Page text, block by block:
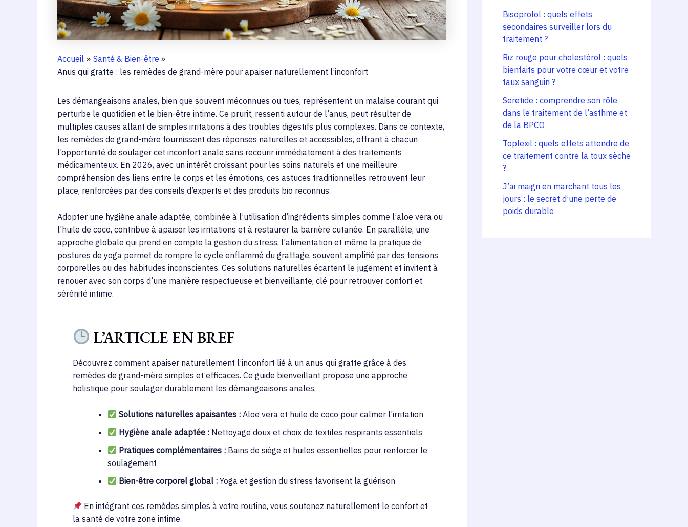
Accueil
Santé & Bien-être
Anus qui gratte : les remèdes de grand-mère pour apaiser naturellement l’inconfort
Les démangeaisons anales, bien que souvent méconnues ou tues, représentent un malaise courant qui
perturbe le quotidien et le bien-être intime. Ce prurit, ressenti autour de l’anus, peut résulter de
multiples causes allant de simples irritations à des troubles digestifs plus complexes. Dans ce contexte,
les remèdes de grand-mère fournissent des réponses naturelles et accessibles, offrant à chacun
l’opportunité de soulager cet inconfort anale sans recourir immédiatement à des traitements
médicamenteux. En 2026, avec un intérêt croissant pour les soins naturels et une meilleure
compréhension des liens entre le corps et les émotions, ces astuces traditionnelles retrouvent leur
place, renforcées par des conseils d’experts et des produits bio reconnus.
Adopter une hygiène anale adaptée, combinée à l’utilisation d’ingrédients simples comme l’aloe vera ou
l’huile de coco, contribue à apaiser les irritations et à restaurer la barrière cutanée. En parallèle, une
approche globale qui prend en compte la gestion du stress, l’alimentation et même la pratique de
postures de yoga permet de rompre le cycle enflammé du grattage, souvent amplifié par des tensions
corporelles ou des habitudes inconscientes. Ces solutions naturelles écartent le jugement et invitent à
renouer avec son corps d’une manière respectueuse et bienveillante, clé pour retrouver confort et
sérénité intime.
L’ARTICLE EN BREF
Découvrez comment apaiser naturellement l’inconfort lié à un anus qui gratte grâce à des
remèdes de grand-mère simples et efficaces. Ce guide bienveillant propose une approche
holistique pour soulager durablement les démangeaisons anales.
Solutions naturelles apaisantes : Aloe vera et huile de coco pour calmer l’irritation
Hygiène anale adaptée : Nettoyage doux et choix de textiles respirants essentiels
Pratiques complémentaires : Bains de siège et huiles essentielles pour renforcer le
soulagement
Bien-être corporel global : Yoga et gestion du stress favorisent la guérison
En intégrant ces remèdes simples à votre routine, vous soutenez naturellement le confort et
la santé de votre zone intime.
Bisoprolol : quels effets
secondaires surveiller lors du
traitement ?
Riz rouge pour cholestérol : quels
bienfaits pour votre cœur et votre
taux sanguin ?
Seretide : comprendre son rôle
dans le traitement de l’asthme et
de la BPCO
Toplexil : quels effets attendre de
ce traitement contre la toux sèche
?
J’ai maigri en marchant tous les
jours : le secret d’une perte de
poids durable